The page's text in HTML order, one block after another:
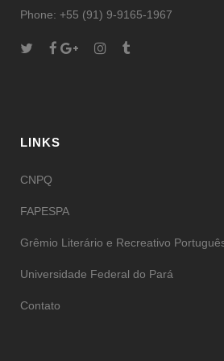
Phone: +55 (91) 9-9165-1967
LINKS
CNPQ
FAPESPA
Grêmio Literário e Recreativo
Universidade Federal do Pará
Contato